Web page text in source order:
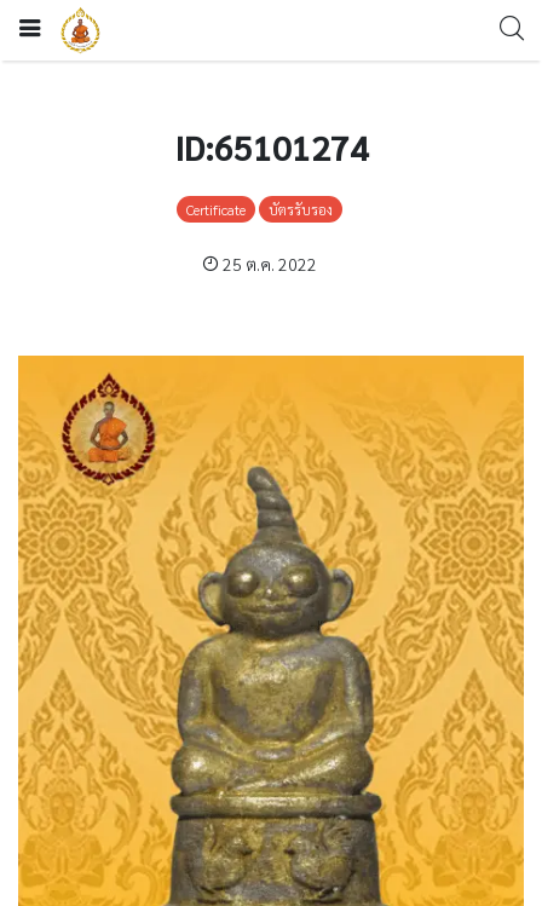
ID:65101274
Certificate บัตรรับรอง
25 ต.ค. 2022